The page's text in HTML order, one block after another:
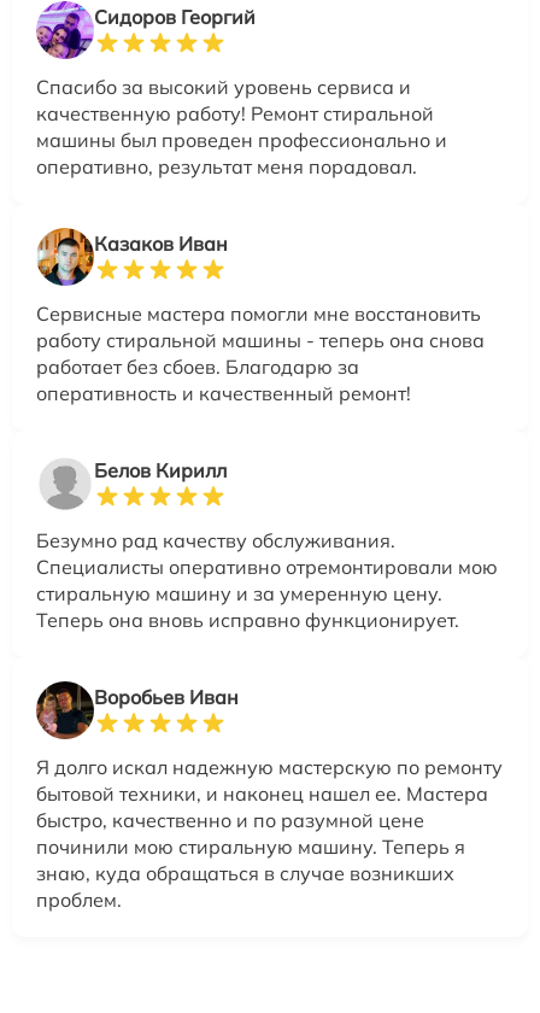
Сидоров Георгий
Спасибо за высокий уровень сервиса и
качественную работу! Ремонт стиральной
машины был проведен профессионально и
оперативно, результат меня порадовал.
Казаков Иван
Сервисные мастера помогли мне восстановить
работу стиральной машины - теперь она снова
работает без сбоев. Благодарю за
оперативность и качественный ремонт!
Белов Кирилл
Безумно рад качеству обслуживания.
Специалисты оперативно отремонтировали мою
стиральную машину и за умеренную цену.
Теперь она вновь исправно функционирует.
Воробьев Иван
Я долго искал надежную мастерскую по ремонту
бытовой техники, и наконец нашел ее. Мастера
быстро, качественно и по разумной цене
починили мою стиральную машину. Теперь я
знаю, куда обращаться в случае возникших
проблем.